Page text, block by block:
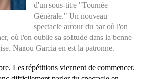
d'un sous-titre "Tournée
Générale." Un nouveau
spectacle autour du bar où l'on
où l'on oublie sa solitude dans la bonne
Nanou Garcia en est la patronne.
Les répétitions viennent de commencer.